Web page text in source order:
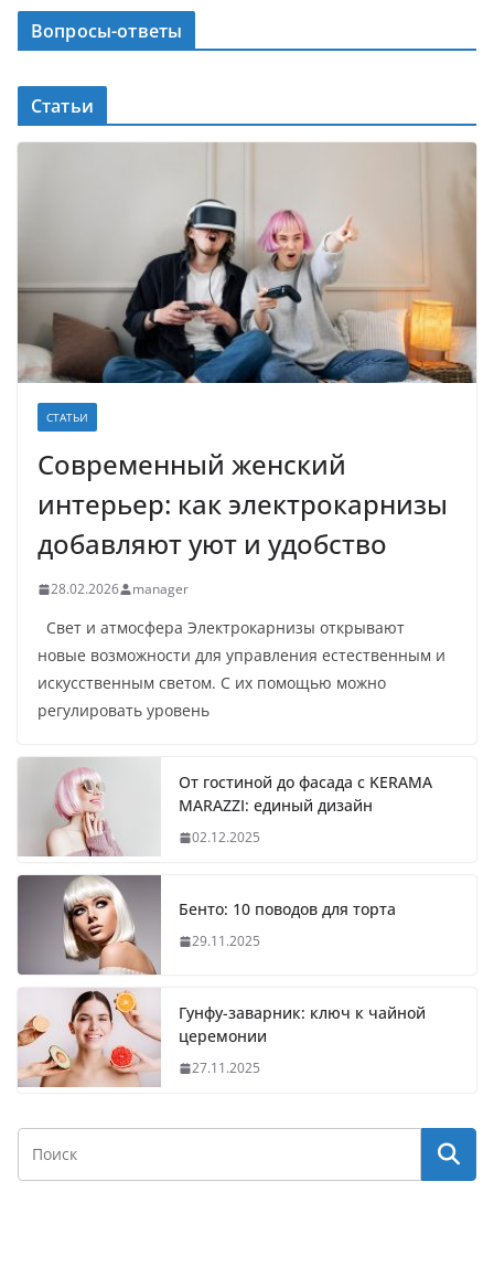
Вопросы-ответы
Статьи
СТАТЬИ
Современный женский
интерьер: как электрокарнизы
добавляют уют и удобство
28.02.2026 manager
Свет и атмосфера Электрокарнизы открывают
новые возможности для управления естественным и
искусственным светом. С их помощью можно
регулировать уровень
От гостиной до фасада с KERAMA
MARAZZI: единый дизайн
02.12.2025
Бенто: 10 поводов для торта
29.11.2025
Гунфу-заварник: ключ к чайной
церемонии
27.11.2025